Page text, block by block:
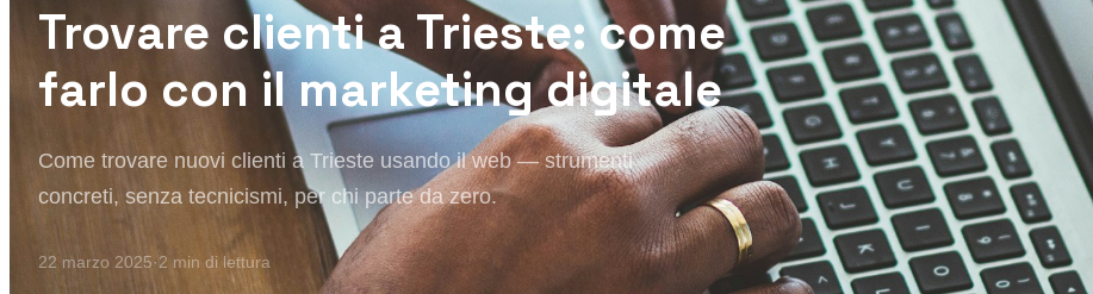
Trovare clienti a Trieste: come
farlo con il marketing digitale
Come trovare nuovi clienti a Trieste usando il web — strumenti
concreti, senza tecnicismi, per chi parte da zero.
22 marzo 2025·2 min di lettura